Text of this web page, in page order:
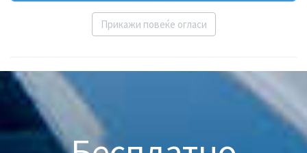
Прикажи повеќе огласи